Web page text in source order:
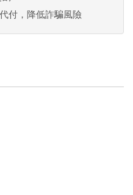
付，降低詐騙風險